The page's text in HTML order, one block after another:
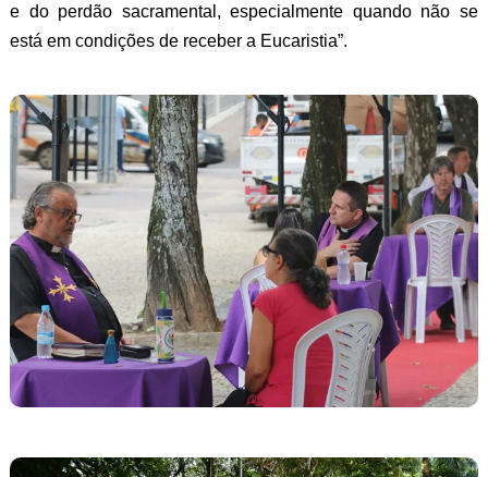
e do perdão sacramental, especialmente quando não se
está em condições de receber a Eucaristia”.